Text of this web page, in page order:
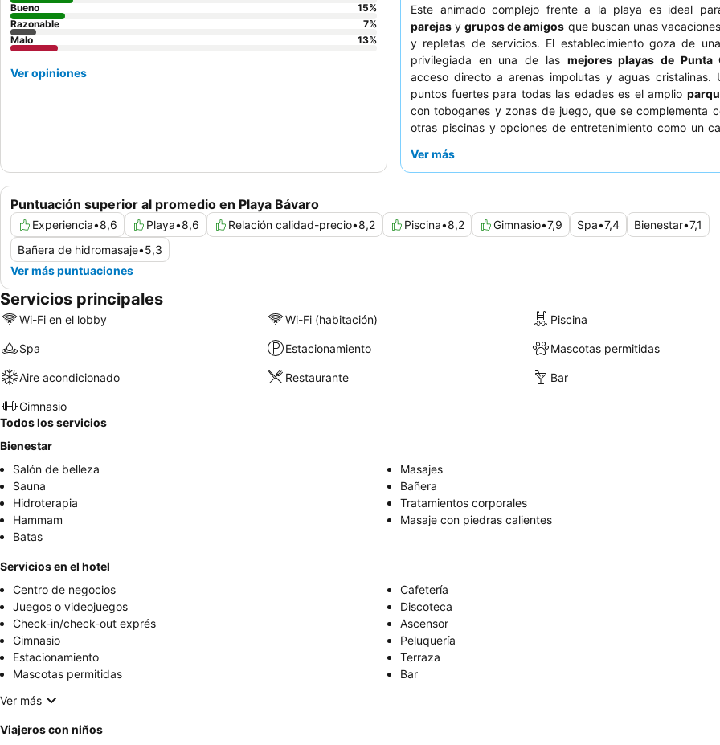
Este animado complejo frente a la playa es ideal
parejas ygrupos de amigos que buscan unas
y repletas de servicios. El establecimiento goza de
privilegiada en una de las mejores playas de Punta
acceso directo a arenas impolutas y aguas cristalinas.
puntos fuertes para todas las edades es el amplio
con toboganes y zonas de juego, que se complementa
otras piscinas y opciones de entretenimiento como un
profesional
una experiencia verdaderamente relajante, considera
habitación conbañera de hidromasaje en el balcón.
Ver más
Puntuación superior al promedio en Playa Bávaro
Experiencia•8,6 Playa•8,6 Relación calidad-precio•8,2 Piscina•8,2 Gimnasio•7,9 Spa•7,4 Bienestar•7,1
Bañera de hidromasaje•5,3
Ver más puntuaciones
Bueno
15%
Razonable
7%
Malo
13%
Ver opiniones
Servicios principales
Wi-Fi en el lobby Wi-Fi (habitación) Piscina
Spa Estacionamiento Mascotas permitidas
Aire acondicionado Restaurante Bar
Gimnasio
Todos los servicios
Bienestar
Salón de belleza
Masajes
Sauna
Bañera
Hidroterapia
Tratamientos corporales
Hammam
Masaje con piedras calientes
Batas
Servicios en el hotel
Centro de negocios
Cafetería
Juegos o videojuegos
Discoteca
Check-in/check-out exprés
Ascensor
Gimnasio
Peluquería
Estacionamiento
Terraza
Mascotas permitidas
Bar
Ver más
Viajeros con niños